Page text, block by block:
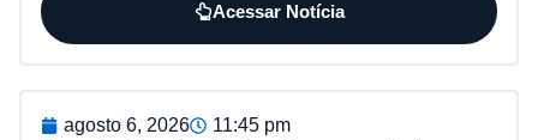
Acessar Notícia
agosto 6, 2026
11:45 pm